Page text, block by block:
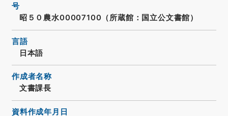
号
昭５０農水00007100（所蔵館：国立公文書館）
言語
日本語
作成者名称
文書課長
資料作成年月日